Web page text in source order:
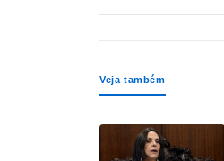
Veja também